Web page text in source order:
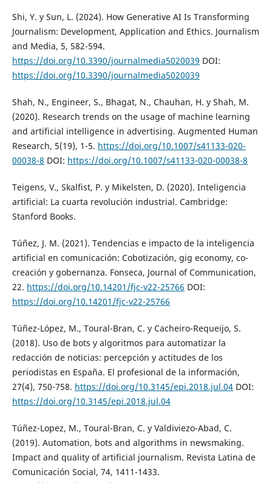
Shi, Y. y Sun, L. (2024). How Generative AI Is Transforming
Journalism: Development, Application and Ethics. Journalism
and Media, 5, 582-594.
https://doi.org/10.3390/journalmedia5020039 DOI:
https://doi.org/10.3390/journalmedia5020039
Shah, N., Engineer, S., Bhagat, N., Chauhan, H. y Shah, M.
(2020). Research trends on the usage of machine learning
and artificial intelligence in advertising. Augmented Human
Research, 5(19), 1-5. https://doi.org/10.1007/s41133-020-
00038-8 DOI: https://doi.org/10.1007/s41133-020-00038-8
Teigens, V., Skalfist, P. y Mikelsten, D. (2020). Inteligencia
artificial: La cuarta revolución industrial. Cambridge:
Stanford Books.
Túñez, J. M. (2021). Tendencias e impacto de la inteligencia
artificial en comunicación: Cobotización, gig economy, co-
creación y gobernanza. Fonseca, Journal of Communication,
22. https://doi.org/10.14201/fjc-v22-25766 DOI:
https://doi.org/10.14201/fjc-v22-25766
Túñez-López, M., Toural-Bran, C. y Cacheiro-Requeijo, S.
(2018). Uso de bots y algoritmos para automatizar la
redacción de noticias: percepción y actitudes de los
periodistas en España. El profesional de la información,
27(4), 750-758. https://doi.org/10.3145/epi.2018.jul.04DOI:
https://doi.org/10.3145/epi.2018.jul.04
Túñez-Lopez, M., Toural-Bran, C. y Valdiviezo-Abad, C.
(2019). Automation, bots and algorithms in newsmaking.
Impact and quality of artificial journalism. Revista Latina de
Comunicación Social, 74, 1411-1433.